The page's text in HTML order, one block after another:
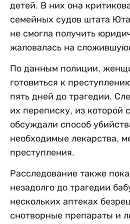
детей. В них она
семейных судов штата
не смогла получить
жаловалась на
По данным полиции,
готовиться к
пять дней до трагедии.
их переписку, из которой
обсуждали способ
необходимые лекарства,
преступления.
Расследование также
незадолго до трагедии
нескольких аптеках
снотворные препараты и